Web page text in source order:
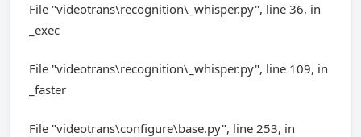
File "videotrans\recognition\_whisper.py", line 36, in
_exec
File "videotrans\recognition\_whisper.py", line 109, in
_faster
File "videotrans\configure\base.py", line 253, in